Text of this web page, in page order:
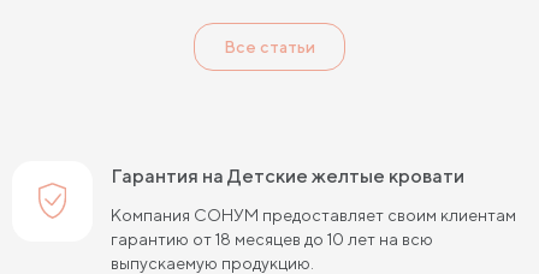
Детские кровати 120 см шириной
Детские кровати 180 см длиной
Детские кровати 190 см длиной
Все статьи
Гарантия на Детские желтые кровати
Компания СОНУМ предоставляет своим клиентам
гарантию от 18 месяцев до 10 лет на всю
выпускаемую продукцию.